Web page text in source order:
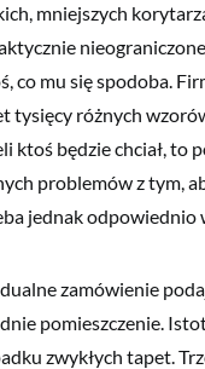
mniejszych
co mu się spodoba.
tysięcy różnych
ktoś będzie chciał, to
problemów z tym,
jednak odpowiednio
zamówienie
pomieszczenie.
zwykłych tapet.